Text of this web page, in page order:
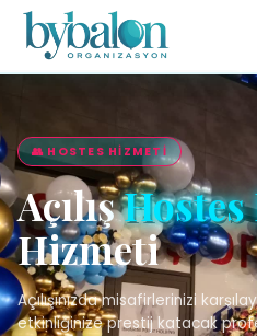
👥 HOSTES HIZMETI
Açılış
Hizmeti
Açılışınızda misafirlerinizi
etkinliğinize prestij katacak